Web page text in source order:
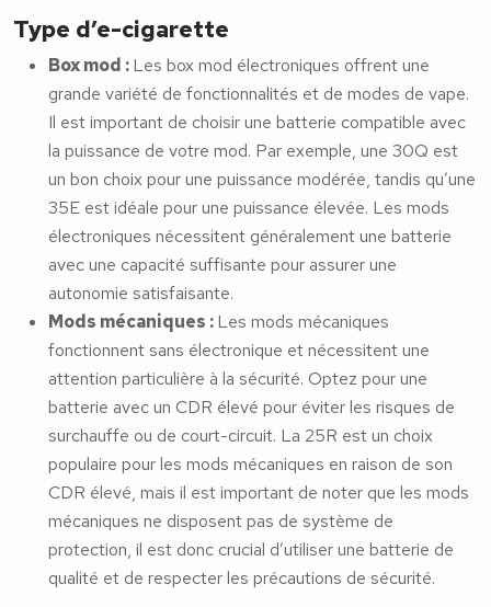
Type d’e-cigarette
Box mod :Les box mod électroniques offrent une
grande variété de fonctionnalités et de modes de vape.
Il est important de choisir une batterie compatible avec
la puissance de votre mod. Par exemple, une 30Q est
un bon choix pour une puissance modérée, tandis qu’une
35E est idéale pour une puissance élevée. Les mods
électroniques nécessitent généralement une batterie
avec une capacité suffisante pour assurer une
autonomie satisfaisante.
Mods mécaniques :Les mods mécaniques
fonctionnent sans électronique et nécessitent une
attention particulière à la sécurité. Optez pour une
batterie avec un CDR élevé pour éviter les risques de
surchauffe ou de court-circuit. La 25R est un choix
populaire pour les mods mécaniques en raison de son
CDR élevé, mais il est important de noter que les mods
mécaniques ne disposent pas de système de
protection, il est donc crucial d’utiliser une batterie de
qualité et de respecter les précautions de sécurité.